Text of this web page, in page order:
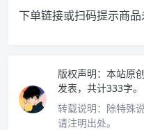
下单链接或扫码提示商品
版权声明： 本站原
发表，共计333字。
转载说明： 除特殊
请注明出处。